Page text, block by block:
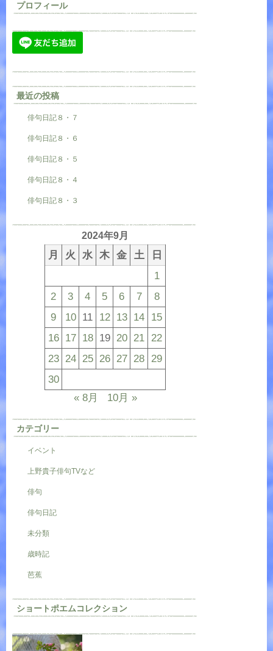
プロフィール
最近の投稿
俳句日記８・７
俳句日記８・６
俳句日記８・５
俳句日記８・４
俳句日記８・３
2024年9月
月 火 水 木 金 土
日
1
2
3 4 5 6 7
8
9
10 11 12 13 14 15
16 17 18 19 20 21 22
23 24 25 26 27 28 29
30
« 8月
10月 »
カテゴリー
イベント
上野貴子俳句TVなど
俳句
俳句日記
未分類
歳時記
芭蕉
ショートポエムコレクション